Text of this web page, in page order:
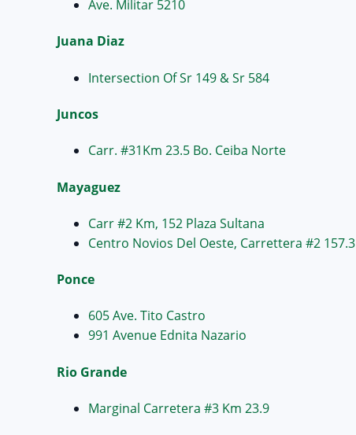
Ave. Militar 5210
Juana Diaz
Intersection Of Sr 149 & Sr 584
Juncos
Carr. #31Km 23.5 Bo. Ceiba Norte
Mayaguez
Carr #2 Km, 152 Plaza Sultana
Centro Novios Del Oeste, Carrettera #2
Ponce
605 Ave. Tito Castro
991 Avenue Ednita Nazario
Rio Grande
Marginal Carretera #3 Km 23.9